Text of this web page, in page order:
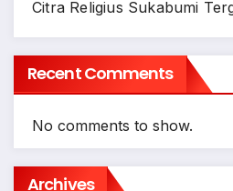
Citra Religius Sukabumi
Recent Comments
No comments to show.
Archives